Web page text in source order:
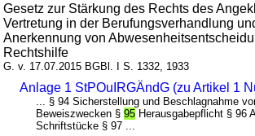
Gesetz zur Stärkung des Rechts des
Vertretung in der Berufungsverhandlung
Anerkennung von
Rechtshilfe
G. v. 17.07.2015 BGBl. I S. 1332, 1933
Anlage 1 StPOuIRGÄndG (zu Artikel 1
... § 94 Sicherstellung und Beschlagnahme
Beweiszwecken §95 Herausgabepflicht § 96
Schriftstücke § 97 ...